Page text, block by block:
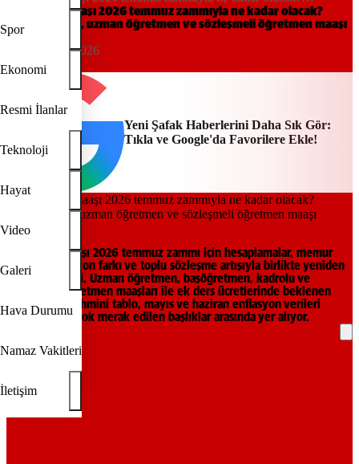
Spor
Ekonomi
Resmi İlanlar
Teknoloji
Hayat
Video
Galeri
Hava Durumu
Namaz Vakitleri
İletişim
Başöğretmen, uzman öğretmen ve sözleşmeli öğretmen maaşı
hesaplaması
Öğretmen maaşı 2026 temmuz zammıyla ne kadar olacak?
Başöğretmen, uzman öğretmen ve sözleşmeli öğretmen maaşı
hesaplaması
22:54, 03/06/2026
Yeni Şafak
Yeni Şafak Haberlerini Daha Sık Gör:
Tıkla ve Google'da Favorilere Ekle!
Öğretmen maaşı 2026 temmuz zammı için hesaplamalar, memur
zammı, enflasyon farkı ve toplu sözleşme artışıyla birlikte yeniden
gündeme geldi. Uzman öğretmen, başöğretmen, kadrolu ve
sözleşmeli öğretmen maaşları ile ek ders ücretlerinde beklenen
artışa ilişkin tahmini tablo, mayıs ve haziran enflasyon verileri
öncesinde en çok merak edilen başlıklar arasında yer alıyor.